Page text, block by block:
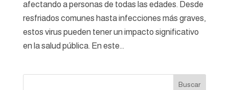
afectando a personas de todas las edades. Desde
resfriados comunes hasta infecciones más graves,
estos virus pueden tener un impacto significativo
en la salud pública. En este...
Buscar